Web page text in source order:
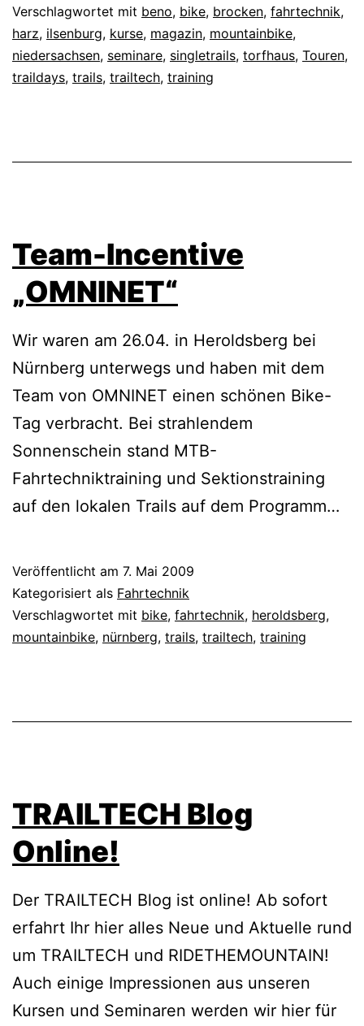
Verschlagwortet mit beno, bike, brocken, fahrtechnik,
harz, ilsenburg, kurse, magazin, mountainbike,
niedersachsen, seminare, singletrails, torfhaus, Touren,
traildays, trails, trailtech, training
Team-Incentive
„OMNINET“
Wir waren am 26.04. in Heroldsberg bei
Nürnberg unterwegs und haben mit dem
Team von OMNINET einen schönen Bike-
Tag verbracht. Bei strahlendem
Sonnenschein stand MTB-
Fahrtechniktraining und Sektionstraining
auf den lokalen Trails auf dem Programm…
Veröffentlicht am 7. Mai 2009
Kategorisiert als Fahrtechnik
Verschlagwortet mit bike, fahrtechnik, heroldsberg,
mountainbike, nürnberg, trails, trailtech, training
TRAILTECH Blog
Online!
Der TRAILTECH Blog ist online! Ab sofort
erfahrt Ihr hier alles Neue und Aktuelle rund
um TRAILTECH und RIDETHEMOUNTAIN!
Auch einige Impressionen aus unseren
Kursen und Seminaren werden wir hier für